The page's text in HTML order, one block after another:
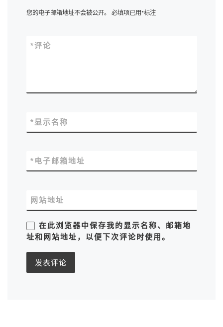
您的电子邮箱地址不会被公开。 必填项已用*标注
评论
*
显示名称
*
电子邮箱地址
*
网站地址
在此浏览器中保存我的显示名称、邮箱地
址和网站地址，以便下次评论时使用。